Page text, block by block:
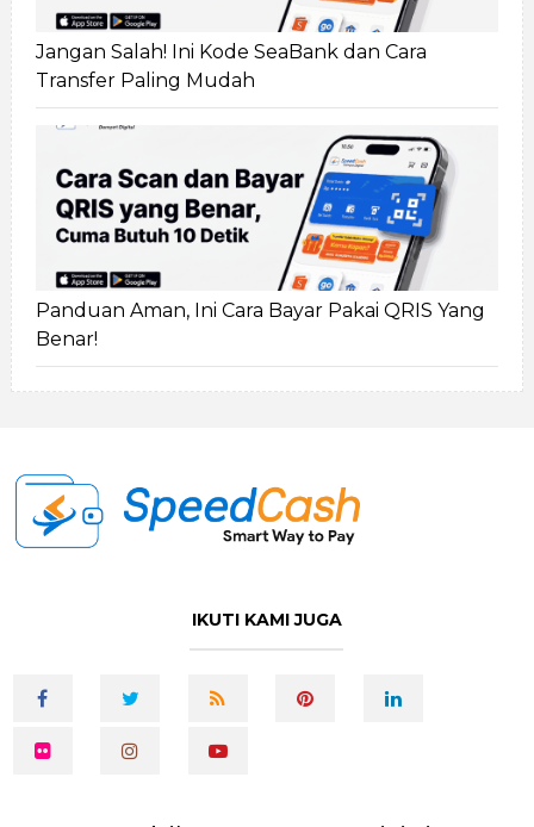
Jangan Salah! Ini Kode SeaBank dan Cara
Transfer Paling Mudah
Panduan Aman, Ini Cara Bayar Pakai QRIS Yang
Benar!
IKUTI KAMI JUGA